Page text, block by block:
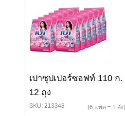
เปาซุปเปอร์ซอฟท์ 110 ก.
12 ถุง
SKU: 213348 (6 แพค = 1 ลัง)